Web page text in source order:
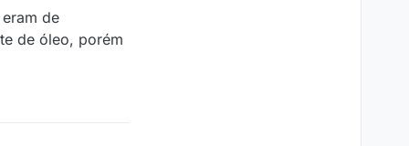
de
de óleo, porém